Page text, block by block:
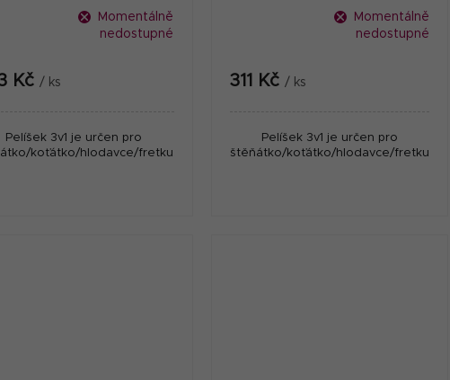
růžový
Momentálně
nedostupné
Kč / ks
Pelíšek 3v1 je určen pro
koťátko/hlodavce/fretku.
Momentálně
nedostupné
311 Kč / ks
Pelíšek 3v1 je určen pro
štěňátko/koťátko/hlodavce/fretku.